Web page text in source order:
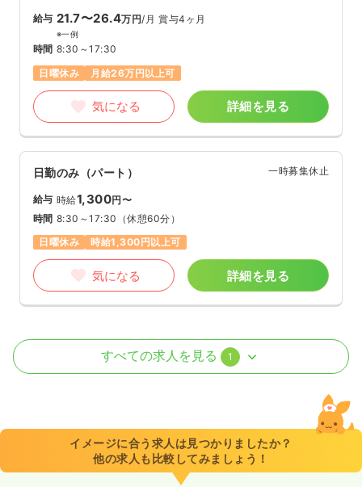
給与 21.7〜26.4万円/月 賞与4ヶ月
※一例
時間 8:30～17:30
日曜休み
月給26万円以上可
気になる 詳細を見る
日勤のみ（パート） 一時募集休止
給与 時給1,300円〜
時間 8:30～17:30 （休憩60分）
日曜休み
時給1,300円以上可
気になる 詳細を見る
その他 正看護師
8:30～17:30（休憩60分）
日祝休み
月給24万円以上可
すべての求人を見る 1
イメージに合う求人は見つかりましたか？
他の求人も比較してみましょう！